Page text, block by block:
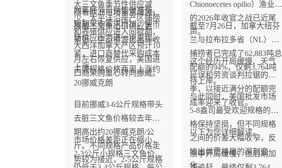
为年底节日销售做准备。
短期采购需求增加，使市
场供应压力进一步显现。
大三文鱼季节性供应减
少，太平洋沿岸产区捕捞
和养殖供应进入间歇期，
大西洋加拿大产区预计10
月左右恢复供应，美国进
口商采购重心转向挪威。
随着欧洲市场需求增加，
挪威三文鱼出口供应更加
紧张，空运资源也出现收
紧，进口商替代采购成本
上涨。
主流规格价格两周上涨约
20挪威克朗
目前挪威3-6公斤规格带头
去脏三文鱼价格较去年同
期高出约20挪威克朗/公
斤。不同规格产品价格走
势较为接近，2-5公斤规格
市场价格差距正在缩小，
2-3公斤小规格三文鱼价格
Chionoecetes opilio）渔业
的2026年收官之战已近尾
声。
截至7月26日，加拿大纽芬
兰与拉布拉多省（NL）的
捕捞者已完成了62,883吨总
配额的94%，仅剩3,764吨
待上岸。
这个经历开局缓慢、天气
延误和劳资谈判拉锯的渔
季，以接近满分的配额完
成率迎来了收官。
与此同时，美国批发市场
5-8盎司最受欢迎规格的价
格保持坚挺，但不同规格
之间的价差大幅收窄，反
映出供需格局的深刻变
化。
以下为您详细解读。
渔季开局缓慢，但后期加